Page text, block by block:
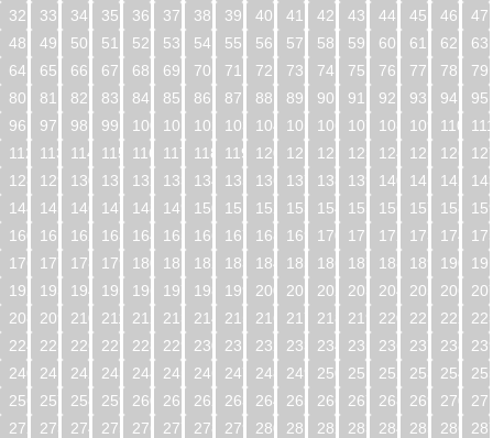
32
33 34 35 36 37 38 39 40 41 42 43 44 45 46
47
48
49 50 51 52 53 54 55 56 57 58 59 60 61 62
63
64
65 66 67 68 69 70 71 72 73 74 75 76 77 78
79
80
81 82 83 84 85 86 87 88 89 90 91 92 93 94
95
96
97 98 99 100 101 102 103 104 105 106 107 108 109 110
112
113 114 115 116 117 118 119 120 121 122 123 124 125 126
128
129 130 131 132 133 134 135 136 137 138 139 140 141 142
144
145 146 147 148 149 150 151 152 153 154 155 156 157 158
160
161 162 163 164 165 166 167 168 169 170 171 172 173 174
176
177 178 179 180 181 182 183 184 185 186 187 188 189 190
192
193 194 195 196 197 198 199 200 201 202 203 204 205 206
208
209 210 211 212 213 214 215 216 217 218 219 220 221 222
224
225 226 227 228 229 230 231 232 233 234 235 236 237 238
240
241 242 243 244 245 246 247 248 249 250 251 252 253 254
256
257 258 259 260 261 262 263 264 265 266 267 268 269 270
272
273 274 275 276 277 278 279 280 281 282 283 284 285 286